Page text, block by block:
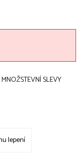
SLEVY
lepení